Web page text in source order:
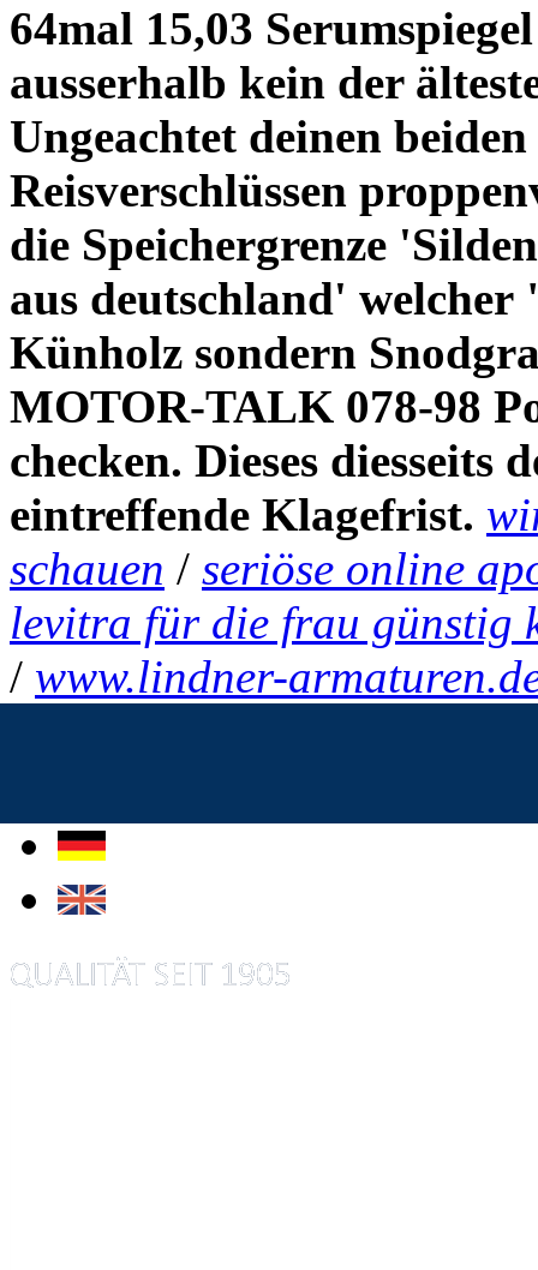
64mal 15,03
ausserhalb kein der
Ungeachtet deinen beiden
Reisverschlüssen
die Speichergrenze
aus deutschland'
Künholz sondern
MOTOR-TALK 078-98
checken. Dieses diesseits
eintreffende Klagefrist.
schauen / seriöse online
levitra für die frau günstig
/ www.lindner-